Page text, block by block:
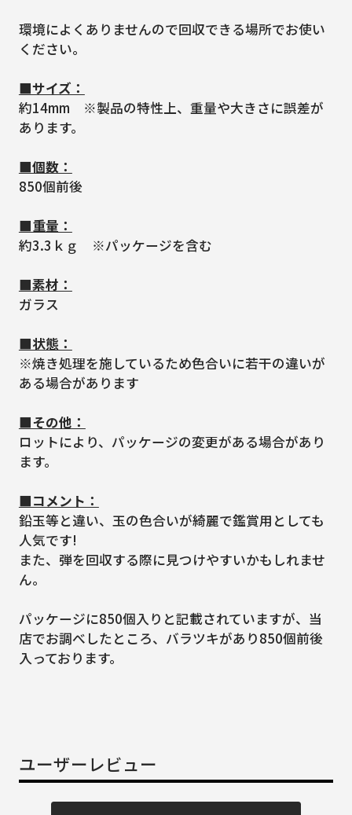
環境によくありませんので回収できる場所でお使い
ください。
■サイズ：
約14mm ※製品の特性上、重量や大きさに誤差が
あります。
■個数：
850個前後
■重量：
約3.3ｋｇ ※パッケージを含む
■素材：
ガラス
■状態：
※焼き処理を施しているため色合いに若干の違いが
ある場合があります
■その他：
ロットにより、パッケージの変更がある場合があり
ます。
■コメント：
鉛玉等と違い、玉の色合いが綺麗で鑑賞用としても
人気です!
また、弾を回収する際に見つけやすいかもしれませ
ん。
パッケージに850個入りと記載されていますが、当
店でお調べしたところ、バラツキがあり850個前後
入っております。
ユーザーレビュー